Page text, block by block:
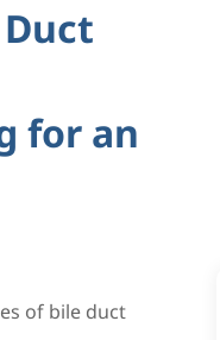
for an
of bile duct